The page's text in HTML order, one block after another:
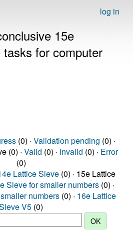
log in
15e
tasks for computer
(0) · Validation pending (0) ·
(0) · Valid (0) · Invalid (0) · Error
(0)
Lattice Sieve (0) · 15e Lattice
Sieve for smaller numbers (0) ·
numbers (0) · 16e Lattice
V5 (0)